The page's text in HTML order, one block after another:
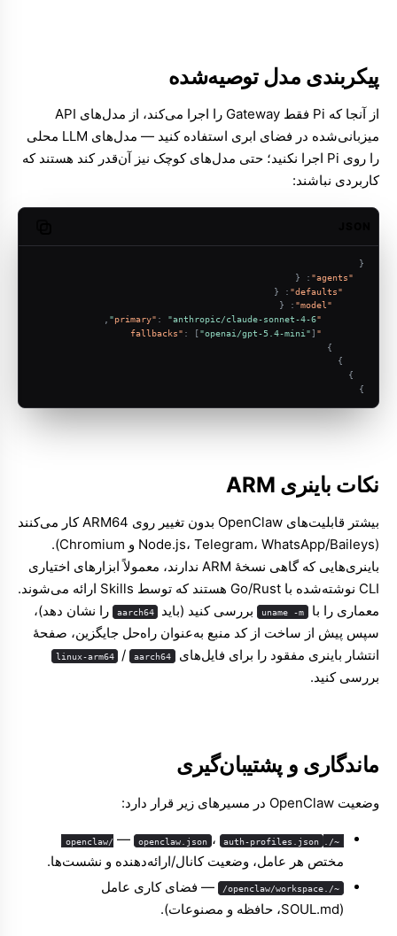
پیکربندی مدل توصیه‌شده
از آنجا که Pi فقط Gateway را اجرا می‌کند، از مدل‌های API
میزبانی‌شده در فضای ابری استفاده کنید — مدل‌های LLM محلی
را روی Pi اجرا نکنید؛ حتی مدل‌های کوچک نیز آن‌قدر کند هستند که
کاربردی نباشند:
{
"agents"
:
{
"defaults"
:
{
"model"
:
{
"primary"
: "anthropic/claude-sonnet-4-6"
"fallbacks"
: ["openai/gpt-5.4-mini"]
}
}
}
}
نکات باینری ARM
بیشتر قابلیت‌های OpenClaw بدون تغییر روی ARM64 کار می‌کنند
(Node.js، Telegram، WhatsApp/Baileys و Chromium).
باینری‌هایی که گاهی نسخهٔ ARM ندارند، معمولاً ابزارهای اختیاری
CLI نوشته‌شده با Go/Rust هستند که توسط Skills ارائه می‌شوند.
معماری را با
uname -m بررسی کنید (باید aarch64
را نشان دهد)،
سپس پیش از ساخت از کد منبع به‌عنوان راه‌حل جایگزین، صفحهٔ
انتشار باینری مفقود را برای فایل‌های
linux-arm64 / aarch64
بررسی کنید.
ماندگاری و پشتیبان‌گیری
وضعیت OpenClaw در مسیرهای زیر قرار دارد:
~/.openclaw/
— openclaw.json ، auth-profiles.json
مختص هر عامل، وضعیت کانال/ارائه‌دهنده و نشست‌ها.
~/.openclaw/workspace/
— فضای کاری عامل
(SOUL.md، حافظه و مصنوعات).